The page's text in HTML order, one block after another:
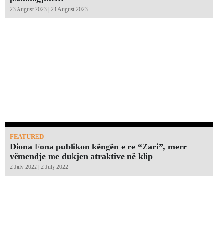
23 August 2023 | 23 August 2023
FEATURED
Diona Fona publikon këngën e re “Zari”, merr
vëmendje me dukjen atraktive në klip
2 July 2022 | 2 July 2022